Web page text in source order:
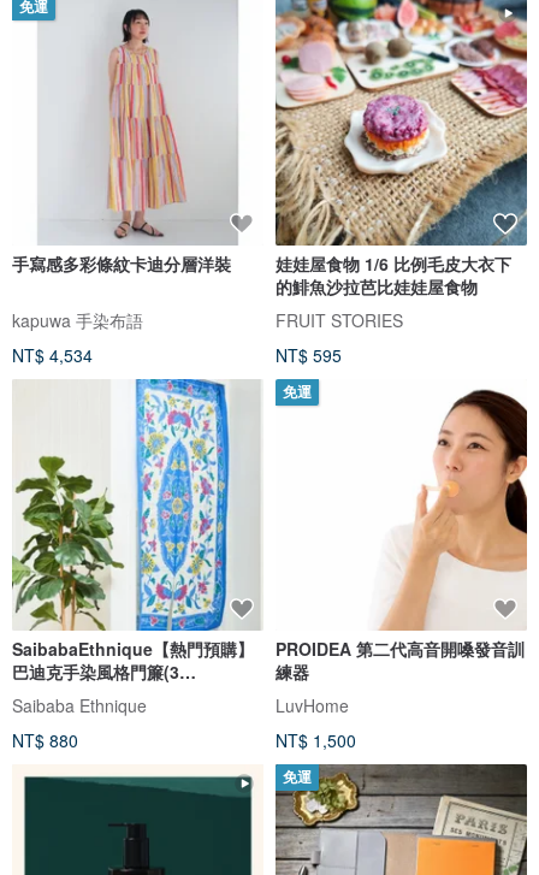
免運
手寫感多彩條紋卡迪分層洋裝
kapuwa 手染布語
NT$ 4,534
娃娃屋食物 1/6 比例毛皮大衣下
的鯡魚沙拉芭比娃娃屋食物
FRUIT STORIES
NT$ 595
SaibabaEthnique【熱門預購】
巴迪克手染風格門簾(3
色)ISAP6208
Saibaba Ethnique
NT$ 880
免運
PROIDEA 第二代高音開嗓發音訓
練器
LuvHome
NT$ 1,500
免運